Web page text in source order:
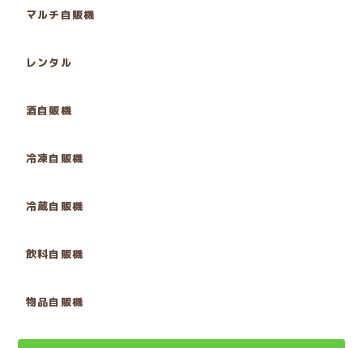
マルチ自販機
レンタル
酒自販機
冷凍自販機
冷蔵自販機
飲料自販機
物品自販機